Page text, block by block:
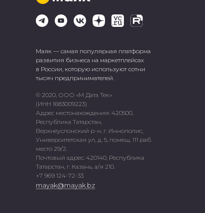
Маяк — самая популярная платформа
развития бизнеса на маркетплейсах
в России, которую используют сотни
тысяч предпринимателей.
© 2020, ООО «М Дата Тек»
(ИНН 1683009223)
Адрес местонахождения: 420500,
Республика Татарстан,
Верхнеуслонский р-н, г. Иннополис,
Университетская ул, д. 5, помещ. 111 раб.
место 29/2.
Почтовый адрес: 420140, Республика
Татарстан, г. Казань, а/я 210.
+7 969 124-72-33
mayak@mayak.bz